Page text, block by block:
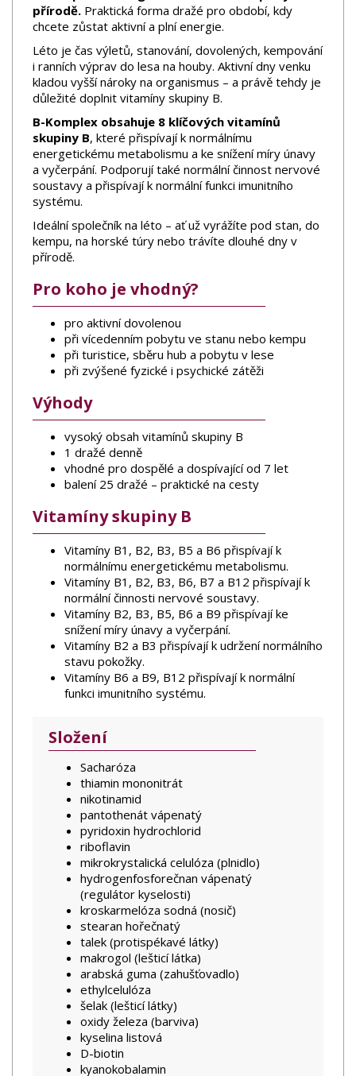
přírodě. Praktická forma dražé pro období, kdy
chcete zůstat aktivní a plní energie.
Léto je čas výletů, stanování, dovolených, kempování
i ranních výprav do lesa na houby. Aktivní dny venku
kladou vyšší nároky na organismus – a právě tehdy je
důležité doplnit vitamíny skupiny B.
B-Komplex obsahuje 8 klíčových vitamínů
skupiny B, které přispívají k normálnímu
energetickému metabolismu a ke snížení míry únavy
a vyčerpání. Podporují také normální činnost nervové
soustavy a přispívají k normální funkci imunitního
systému.
Ideální společník na léto – ať už vyrážíte pod stan, do
kempu, na horské túry nebo trávíte dlouhé dny v
přírodě.
Pro koho je vhodný?
pro aktivní dovolenou
při vícedenním pobytu ve stanu nebo kempu
při turistice, sběru hub a pobytu v lese
při zvýšené fyzické i psychické zátěži
Výhody
vysoký obsah vitamínů skupiny B
1 dražé denně
vhodné pro dospělé a dospívající od 7 let
balení 25 dražé – praktické na cesty
Vitamíny skupiny B
Vitamíny B1, B2, B3, B5 a B6 přispívají k
normálnímu energetickému metabolismu.
Vitamíny B1, B2, B3, B6, B7 a B12 přispívají k
normální činnosti nervové soustavy.
Vitamíny B2, B3, B5, B6 a B9 přispívají ke
snížení míry únavy a vyčerpání.
Vitamíny B2 a B3 přispívají k udržení normálního
stavu pokožky.
Vitamíny B6 a B9, B12 přispívají k normální
funkci imunitního systému.
Složení
Sacharóza
thiamin mononitrát
nikotinamid
pantothenát vápenatý
pyridoxin hydrochlorid
riboflavin
mikrokrystalická celulóza (plnidlo)
hydrogenfosforečnan vápenatý
(regulátor kyselosti)
kroskarmelóza sodná (nosič)
stearan hořečnatý
talek (protispékavé látky)
makrogol (lešticí látka)
arabská guma (zahušťovadlo)
ethylcelulóza
šelak (lešticí látky)
oxidy železa (barviva)
kyselina listová
D-biotin
kyanokobalamin